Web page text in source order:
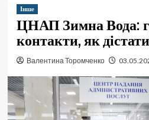
Інше
ЦНАП Зимна Вода:
контакти, як
Валентина Торомченко